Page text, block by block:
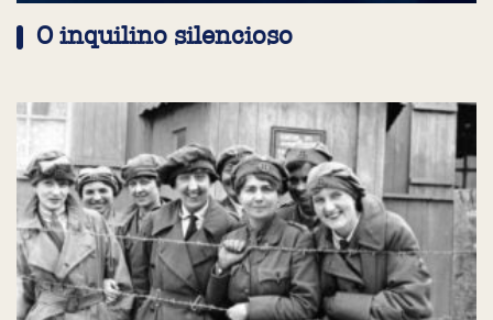
O inquilino silencioso